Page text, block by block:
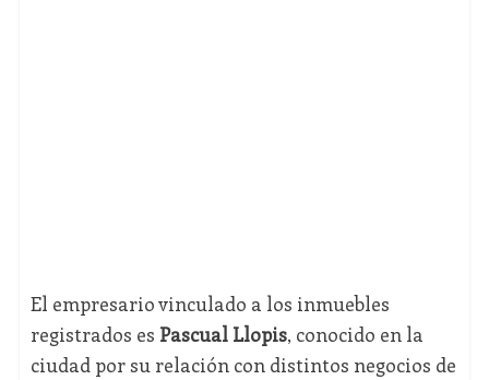
El empresario vinculado a los inmuebles
registrados es Pascual Llopis, conocido en la
ciudad por su relación con distintos negocios de